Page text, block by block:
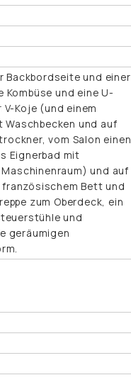
Backbordseite und einer
und eine U-
Koje (und einem
und auf
vom Salon einen
Eignerbad mit
und auf
Bett und
zum Oberdeck, ein
und
geräumigen